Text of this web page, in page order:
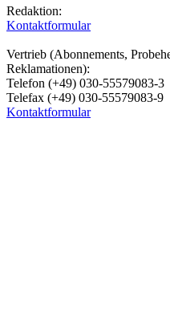
Redaktion:
Kontaktformular
Vertrieb (Abonnements,
Reklamationen):
Telefon (+49) 030-55579083-3
Telefax (+49) 030-55579083-9
Kontaktformular